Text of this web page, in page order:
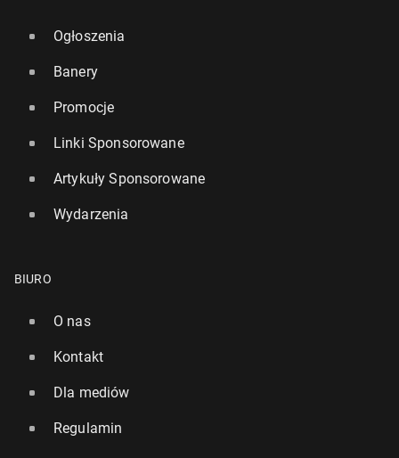
Ogłoszenia
Banery
Promocje
Linki Sponsorowane
Artykuły Sponsorowane
Wydarzenia
BIURO
O nas
Kontakt
Dla mediów
Regulamin